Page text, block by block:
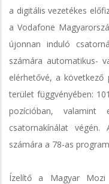
a digitális vezetékes
a Vodafone
újonnan induló
számára automatikus-
elérhetővé, a következő
terület függvényében:
pozícióban, valamint
csatornakínálat végén.
számára a 78-as
Ízelítő a Magyar Mozi